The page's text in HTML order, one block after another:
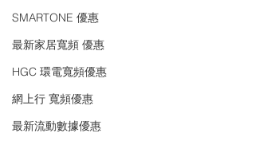
SMARTONE 優惠
最新家居寬頻 優惠
HGC 環電寬頻優惠
網上行 寬頻優惠
最新流動數據優惠